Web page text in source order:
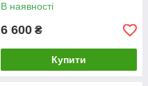
В наявності
6 600 ₴
Купити